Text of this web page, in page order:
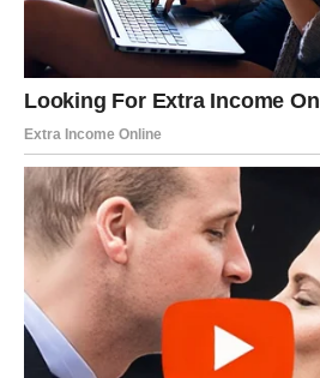
DAN NOVOG
Ovaj Dan nezavisnosti za vas nije
početak prave ljubavi.
Kada odlučite da više ne pristajete
zaslužujete, univerzum počinje
narednom periodu može se
vašu snagu, a ne plašiti je se.
pored vas, a ne da se takmiči sa